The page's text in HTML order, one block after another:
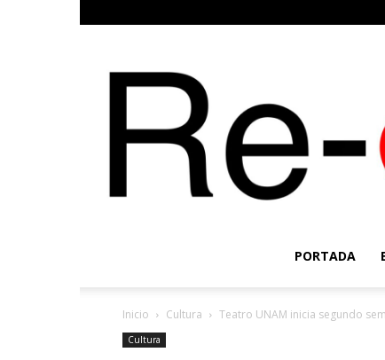
PORTADA
Inicio Cultura Teatro UNAM inicia segundo
Cultura